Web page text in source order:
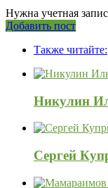
Нужна учетная
Боковая
Добавить пост
120x600Также читайте:
Никулин
Сергей